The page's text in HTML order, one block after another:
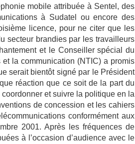
mobile attribuée à Sentel, des
à Sudatel ou encore des
licence, pour ne citer que les
secteur brandies par les travailleurs
et le Conseiller spécial du
la communication (NTIC) a promis
serait bientôt signé par le Président
réaction que ce soit de la part du
et suivre la politique en la
de concession et les cahiers
conformément aux
2001. Après les fréquences de
à l’occasion d’audience avec le